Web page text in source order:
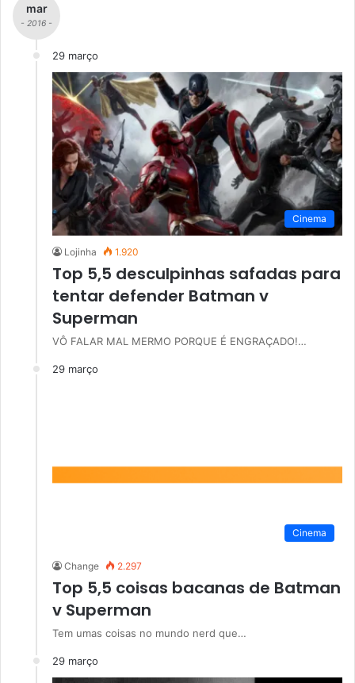
mar
- 2016 -
29 março
Cinema
Lojinha 1.920
Top 5,5 desculpinhas safadas para
tentar defender Batman v
Superman
VÔ FALAR MAL MERMO PORQUE É ENGRAÇADO!…
29 março
Cinema
Change 2.297
Top 5,5 coisas bacanas de Batman
v Superman
Tem umas coisas no mundo nerd que…
29 março